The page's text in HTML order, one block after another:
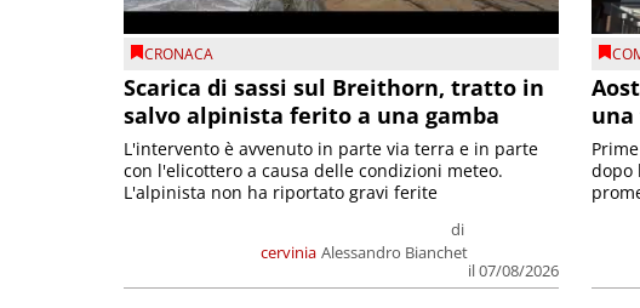
CRONACA
Scarica di sassi sul Breithorn, tratto in
salvo alpinista ferito a una gamba
cervinia
di
Alessandro Bianchet
il 07/08/2026
L'intervento è avvenuto in parte via terra e in parte
con l'elicottero a causa delle condizioni meteo.
L'alpinista non ha riportato gravi ferite
una
dopo